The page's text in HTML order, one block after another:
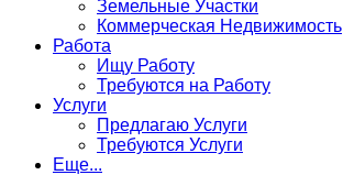
Земельные Участки
Коммерческая Недвижимость
Работа
Ищу Работу
Требуются на Работу
Услуги
Предлагаю Услуги
Требуются Услуги
Еще...